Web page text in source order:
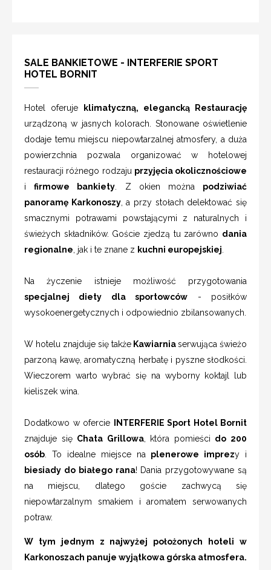
SALE BANKIETOWE - INTERFERIE SPORT
HOTEL BORNIT
Hotel oferuje
klimatyczną, elegancką Restaurację
urządzoną w jasnych kolorach. Stonowane oświetlenie
dodaje temu miejscu niepowtarzalnej atmosfery, a duża
powierzchnia pozwala organizować w hotelowej
restauracji różnego rodzaju przyjęcia okolicznościowe
ifirmowe bankiety . Z okien można podziwiać
panoramę Karkonoszy, a przy stołach delektować się
smacznymi potrawami powstającymi z naturalnych i
świeżych składników. Goście zjedzą tu zarówno dania
regionalne , jak i te znane z kuchni europejskiej
Na życzenie istnieje możliwość przygotowania
specjalnej diety dla sportowców - posiłków
wysokoenergetycznych i odpowiednio zbilansowanych.
W hotelu znajduje się także Kawiarniaserwująca świeżo
parzoną kawę, aromatyczną herbatę i pyszne słodkości.
Wieczorem warto wybrać się na wyborny koktajl lub
kieliszek wina.
Dodatkowo w ofercie
INTERFERIE Sport Hotel Bornit
znajduje się Chata Grillowa, która pomieści do 200
osób . To idealne miejsce na plenerowe imprezy i
biesiady do białego rana! Dania przygotowywane są
na miejscu, dlatego goście zachwycą się
niepowtarzalnym smakiem i aromatem serwowanych
potraw.
W tym jednym z najwyżej położonych hoteli w
Karkonoszach panuje wyjątkowa górska atmosfera.